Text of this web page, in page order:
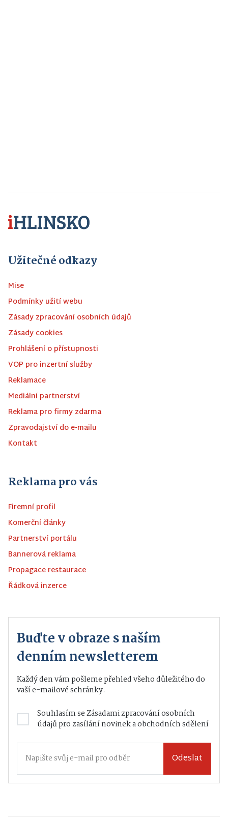
Užitečné odkazy
Mise
Podmínky užití webu
Zásady zpracování osobních údajů
Zásady cookies
Prohlášení o přístupnosti
VOP pro inzertní služby
Reklamace
Mediální partnerství
Reklama pro firmy zdarma
Zpravodajství do e-mailu
Kontakt
Reklama pro vás
Firemní profil
Komerční články
Partnerství portálu
Bannerová reklama
Propagace restaurace
Řádková inzerce
Buďte v obraze s naším
denním newsletterem
Každý den vám pošleme přehled všeho důležitého do
vaší e-mailové schránky.
Souhlasím seZásadami zpracování osobních
údajůpro zasílání novinek a obchodních sdělení
Odeslat